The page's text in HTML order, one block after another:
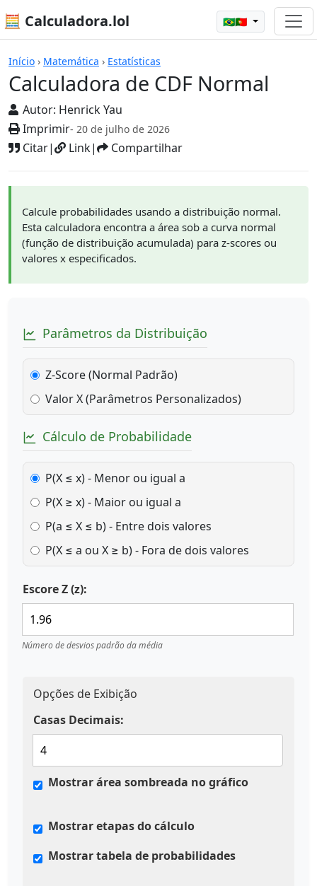
🧮 Calculadora.lol 🇧🇷🇵🇹
Início › Matemática › Estatísticas
Calculadora de CDF Normal
Autor: Henrick Yau
Imprimir- 20 de julho de 2026
Citar| Link| Compartilhar
Calculadoras
Calcule probabilidades usando a distribuição normal.
Esta calculadora encontra a área sob a curva normal
(função de distribuição acumulada) para z-scores ou
valores x especificados.
Parâmetros da Distribuição
Z-Score (Normal Padrão)
Valor X (Parâmetros Personalizados)
Cálculo de Probabilidade
P(X ≤ x) - Menor ou igual a
P(X ≥ x) - Maior ou igual a
P(a ≤ X ≤ b) - Entre dois valores
P(X ≤ a ou X ≥ b) - Fora de dois valores
Escore Z (z):
Número de desvios padrão da média
Opções de Exibição
Casas Decimais:
Mostrar área sombreada no gráfico
Mostrar etapas do cálculo
Mostrar tabela de probabilidades